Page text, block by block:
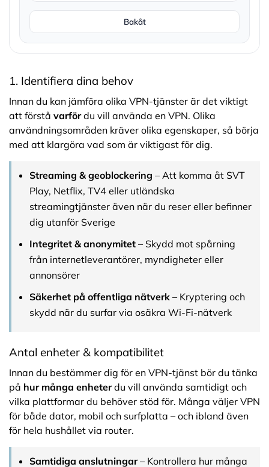
Bakåt
1. Identifiera dina behov
Innan du kan jämföra olika VPN-tjänster är det viktigt
att förstå varfördu vill använda en VPN. Olika
användningsområden kräver olika egenskaper, så börja
med att klargöra vad som är viktigast för dig.
Streaming & geoblockering – Att komma åt SVT
Play, Netflix, TV4 eller utländska
streamingtjänster även när du reser eller befinner
dig utanför Sverige
Integritet & anonymitet – Skydd mot spårning
från internetleverantörer, myndigheter eller
annonsörer
Säkerhet på offentliga nätverk – Kryptering och
skydd när du surfar via osäkra Wi-Fi-nätverk
Antal enheter & kompatibilitet
Innan du bestämmer dig för en VPN-tjänst bör du tänka
på hur många enheterdu vill använda samtidigt och
vilka plattformar du behöver stöd för. Många väljer VPN
för både dator, mobil och surfplatta – och ibland även
för hela hushållet via router.
Samtidiga anslutningar– Kontrollera hur många